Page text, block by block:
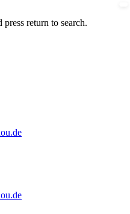
return to search.